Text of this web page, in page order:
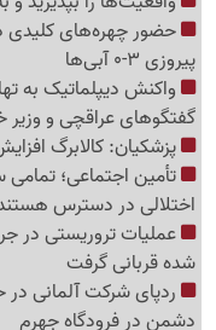
حضور چهره‌های کلیدی
پیروزی 3-0 آبی‌ها
واکنش دیپلماتیک به
گفتگوهای عراقچی و وزیر
پزشکیان: کالابرگ
تأمین اجتماعی؛
اختلالی در دسترس
عملیات تروریستی در
شده قربانی گرفت
ردپای شرکت آلمانی
دشمن در فرودگاه جهرم